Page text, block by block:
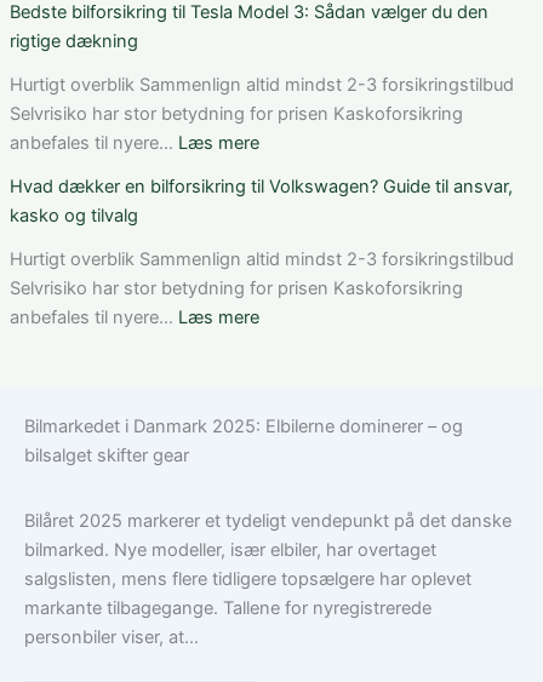
vilkår
Klasse:
pris
og
valg
den
løsning
får
rabat
på
bilforsikring
ung
Bedste bilforsikring til Tesla Model 3: Sådan vælger du den
rigtige dækning
Hurtigt overblik Sammenlign altid mindst 2-3 forsikringstilbud
Selvrisiko har stor betydning for prisen Kaskoforsikring
anbefales til nyere… Læs mere:
bilforsikring
Tesla
Model
3:
den
Hvad dækker en bilforsikring til Volkswagen? Guide til ansvar,
kasko og tilvalg
Hurtigt overblik Sammenlign altid mindst 2-3 forsikringstilbud
Selvrisiko har stor betydning for prisen Kaskoforsikring
anbefales til nyere… Læs mere:
bilforsikring
Guide
til
ansvar,
kasko
Bilmarkedet i Danmark 2025: Elbilerne dominerer – og
bilsalget skifter gear
Bilåret 2025 markerer et tydeligt vendepunkt på det danske
bilmarked. Nye modeller, især elbiler, har overtaget
salgslisten, mens flere tidligere topsælgere har oplevet
markante tilbagegange. Tallene for nyregistrerede
personbiler viser, at...